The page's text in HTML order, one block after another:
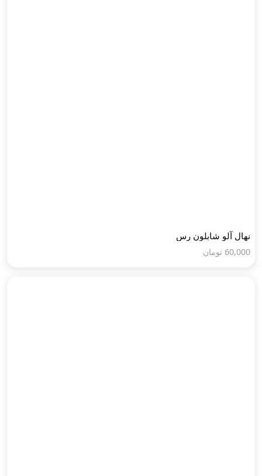
نهال آلو شابلون رس
60,000 تومان